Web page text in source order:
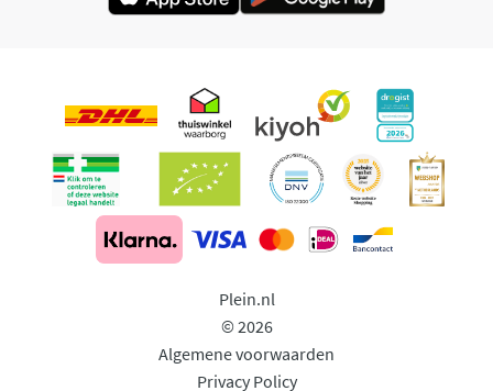
Plein.nl
© 2026
Algemene voorwaarden
Privacy Policy